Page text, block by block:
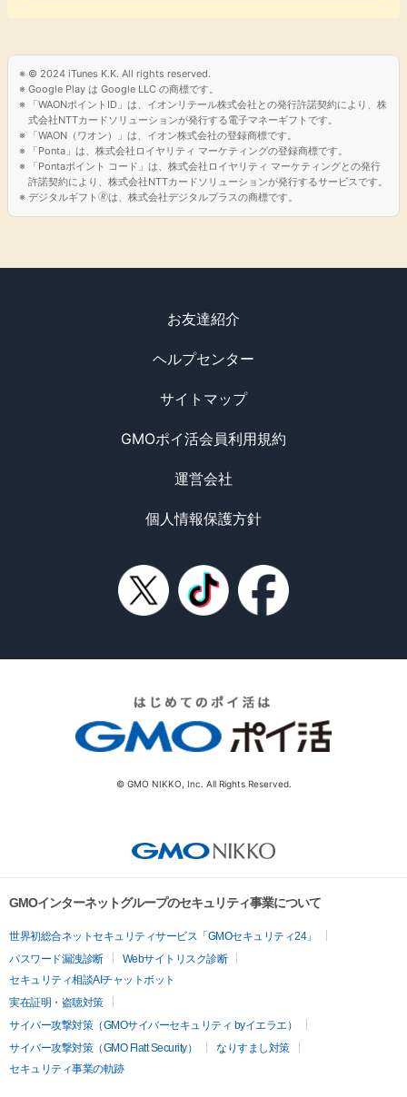
© 2024 iTunes K.K. All rights reserved.
Google Play は Google LLC の商標です。
「WAONポイントID」は、イオンリテール株式会社との発行許諾契約により、株
式会社NTTカードソリューションが発行する電子マネーギフトです。
「WAON（ワオン）」は、イオン株式会社の登録商標です。
「Ponta」は、株式会社ロイヤリティ マーケティングの登録商標です。
「Pontaポイント コード」は、株式会社ロイヤリティ マーケティングとの発行
許諾契約により、株式会社NTTカードソリューションが発行するサービスです。
デジタルギフト🄬は、株式会社デジタルプラスの商標です。
お友達紹介
ヘルプセンター
サイトマップ
GMOポイ活会員利用規約
運営会社
個人情報保護方針
© GMO NIKKO, Inc. All Rights Reserved.
GMOインターネットグループのセキュリティ事業について
世界初総合ネットセキュリティサービス「GMOセキュリティ24」
パスワード漏洩診断
Webサイトリスク診断
セキュリティ相談AIチャットボット
実在証明・盗聴対策
サイバー攻撃対策（GMOサイバーセキュリティ byイエラエ）
サイバー攻撃対策（GMO Flatt Security）
なりすまし対策
セキュリティ事業の軌跡